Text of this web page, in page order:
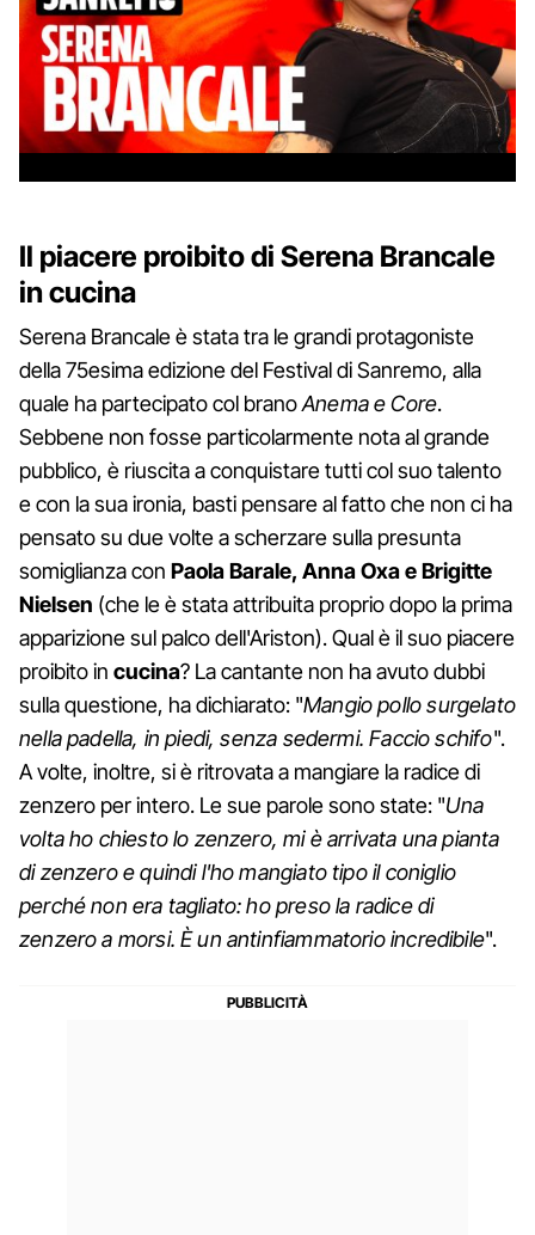
Il piacere proibito di Serena Brancale
in cucina
Serena Brancale è stata tra le grandi protagoniste
della 75esima edizione del Festival di Sanremo, alla
quale ha partecipato col branoAnema e Core.
Sebbene non fosse particolarmente nota al grande
pubblico, è riuscita a conquistare tutti col suo talento
e con la sua ironia, basti pensare al fatto che non ci ha
pensato su due volte a scherzare sulla presunta
somiglianza con Paola Barale, Anna Oxa e Brigitte
Nielsen (che le è stata attribuita proprio dopo la prima
apparizione sul palco dell'Ariston). Qual è il suo piacere
proibito in cucina? La cantante non ha avuto dubbi
sulla questione, ha dichiarato: "Mangio pollo surgelato
nella padella, in piedi, senza sedermi. Faccio schifo".
A volte, inoltre, si è ritrovata a mangiare la radice di
zenzero per intero. Le sue parole sono state: "Una
volta ho chiesto lo zenzero, mi è arrivata una pianta
di zenzero e quindi l'ho mangiato tipo il coniglio
perché non era tagliato: ho preso la radice di
zenzero a morsi. È un antinfiammatorio incredibile".